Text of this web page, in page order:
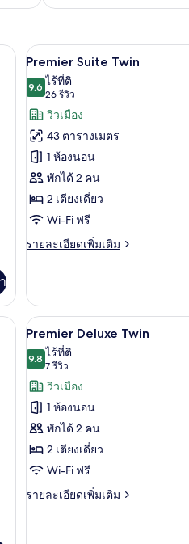
โต๊ะทำงาน, ผ้าม่านกันแสง
เปิด
ภาพถ่าย
ทั้งหมด
ของ
Premier
Suite
Twin
6
Premier Suite Twin
9.69.6 จาก 10
ไร้ที่ติ
26 รีวิว
(26
รีวิว)
วิวเมือง
43 ตารางเมตร
1 ห้องนอน
พักได้ 2 คน
2 เตียงเดี่ยว
Wi-Fi ฟรี
รายละเอียดเพิ่มเติม
ราย
เกี่ยว
กับ
Premier
Suite
Twin
โต๊ะทำงาน, ผ้าม่านกันแสง
เปิด
ภาพถ่าย
ทั้งหมด
ของ
Premier
Deluxe
Twin
4
Premier Deluxe Twin
9.89.8 จาก 10
ไร้ที่ติ
7 รีวิว
(7
รีวิว)
วิวเมือง
1 ห้องนอน
พักได้ 2 คน
2 เตียงเดี่ยว
Wi-Fi ฟรี
รายละเอียดเพิ่มเติม
ราย